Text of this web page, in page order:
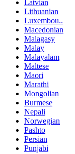
Latvian
Lithuanian
Luxembou..
Macedonian
Malagasy
Malay
Malayalam
Maltese
Maori
Marathi
Mongolian
Burmese
Nepali
Norwegian
Pashto
Persian
Punjabi